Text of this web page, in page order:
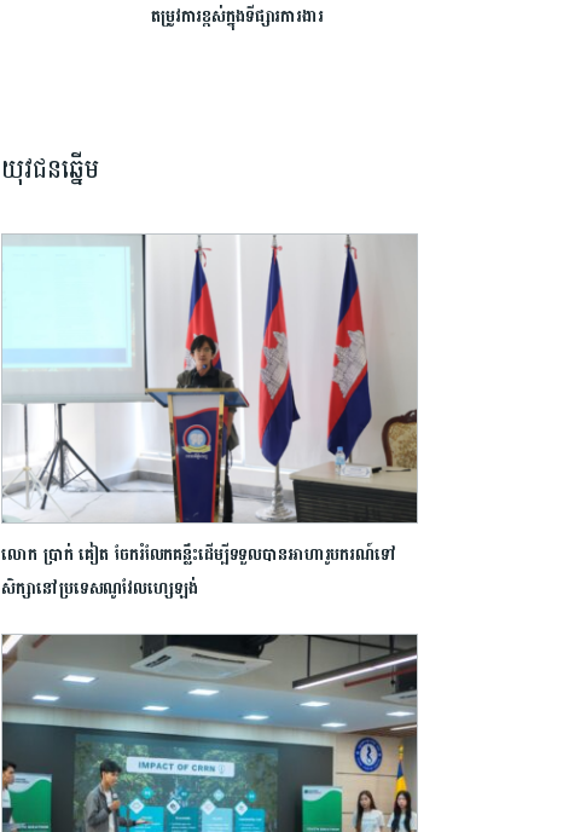
តម្រូវការខ្ពស់ក្នុងទីផ្សារ​ការងារ
យុវជនឆ្នើម
លោក ប្រាក់ គៀត ចែករំលែកគន្លឹះដើម្បីទទួលបានអាហារូបករណ៍ទៅ​
សិក្សានៅប្រទេសណូវែលហ្សេឡង់